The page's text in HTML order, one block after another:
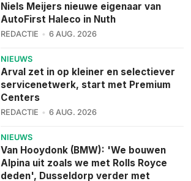
Niels Meijers nieuwe eigenaar van
AutoFirst Haleco in Nuth
REDACTIE 6 AUG. 2026
NIEUWS
Arval zet in op kleiner en selectiever
servicenetwerk, start met Premium
Centers
REDACTIE 6 AUG. 2026
NIEUWS
Van Hooydonk (BMW): 'We bouwen
Alpina uit zoals we met Rolls Royce
deden', Dusseldorp verder met